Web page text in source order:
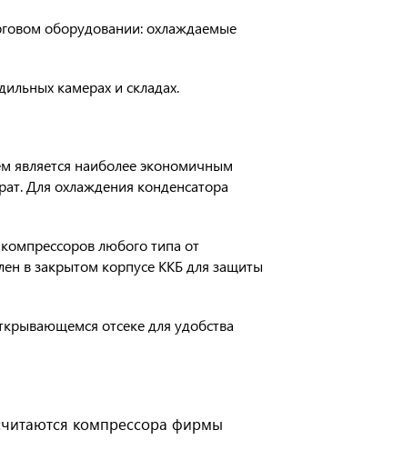
оборудовании: охлаждаемые
камерах и складах.
является наиболее экономичным
Для охлаждения конденсатора
любого типа от
в закрытом корпусе ККБ для защиты
отсеке для удобства
компрессора фирмы